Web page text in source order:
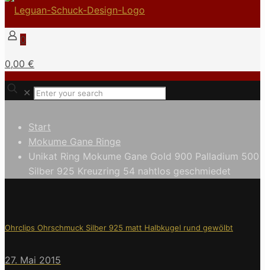
0
0,00 €
✕
Start
Mokume Gane Ringe
Unikat Ring Mokume Gane Gold 900 Palladium 500
Silber 925 Kreuzring 54 nahtlos geschmiedet
Ohrclips Ohrschmuck Silber 925 matt Halbkugel rund gewölbt
27. Mai 2015